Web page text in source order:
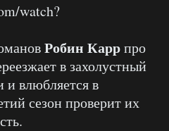
watch?
Робин Каррпро
в захолустный
и влюбляется в
сезон проверит их